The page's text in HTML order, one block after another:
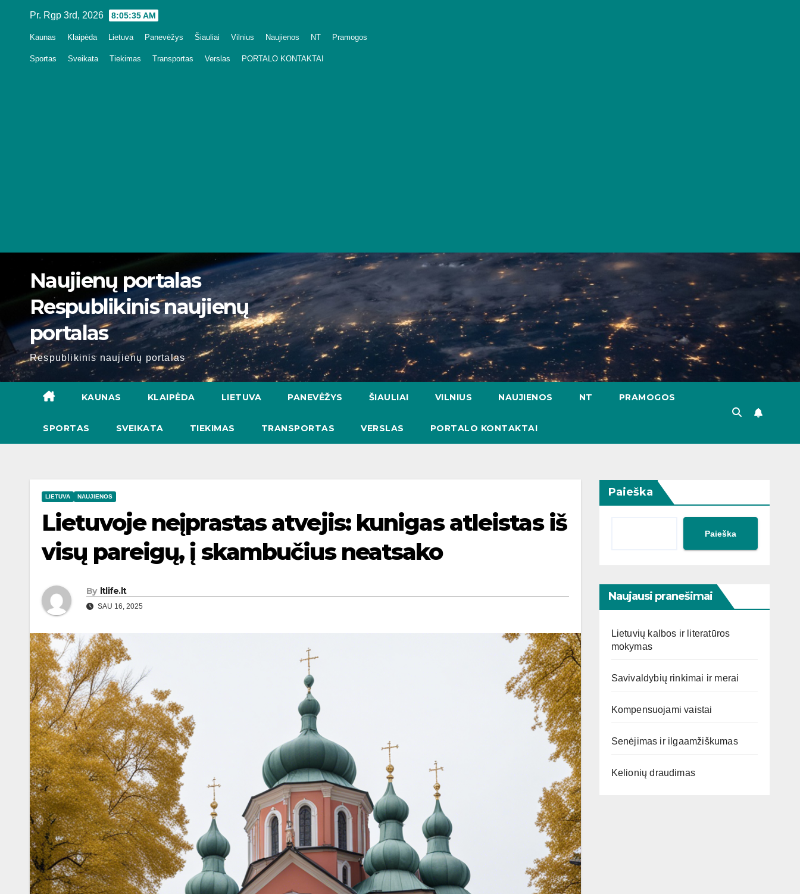
Pr. Rgp 3rd, 2026 8:05:37 AM
Kaunas Klaipėda Lietuva Panevėžys Šiauliai Vilnius Naujienos NT Pramogos
Sportas Sveikata Tiekimas Transportas Verslas PORTALO KONTAKTAI
Naujienų portalas
Respublikinis naujienų
portalas
Respublikinis naujienų portalas
KAUNAS KLAIPĖDA LIETUVA PANEVĖŽYS ŠIAULIAI VILNIUS NAUJIENOS NT PRAMOGOS
SPORTAS SVEIKATA TIEKIMAS TRANSPORTAS VERSLAS PORTALO KONTAKTAI
LIETUVA NAUJIENOS
Lietuvoje neįprastas atvejis: kunigas atleistas iš
visų pareigų, į skambučius neatsako
By ltlife.lt
SAU 16, 2025
Paieška
Paieška
Naujausi pranešimai
Lietuvių kalbos ir literatūros
mokymas
Savivaldybių rinkimai ir merai
Kompensuojami vaistai
Senėjimas ir ilgaamžiškumas
Kelionių draudimas